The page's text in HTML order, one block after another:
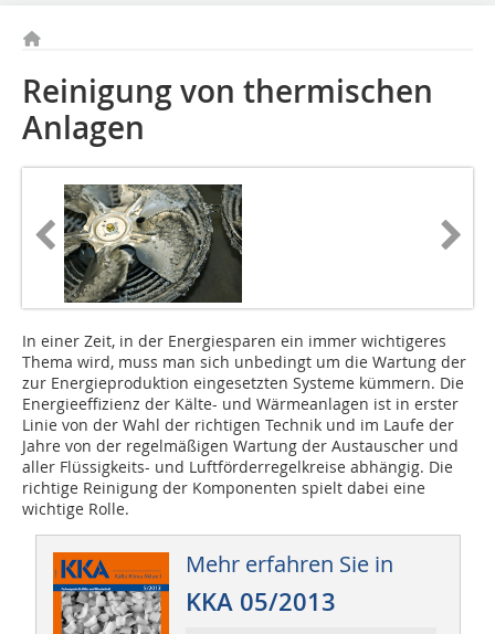
Reinigung von thermischen
Anlagen
In einer Zeit, in der Energiesparen ein immer wichtigeres
Thema wird, muss man sich unbedingt um die Wartung der
zur Energieproduktion eingesetzten Systeme kümmern. Die
Energieeffizienz der Kälte- und Wärmeanlagen ist in erster
Linie von der Wahl der richtigen Technik und im Laufe der
Jahre von der regelmäßigen Wartung der Austauscher und
aller Flüssigkeits- und Luftförderregelkreise abhängig. Die
richtige Reinigung der Komponenten spielt dabei eine
wichtige Rolle.
Mehr erfahren Sie in
KKA 05/2013